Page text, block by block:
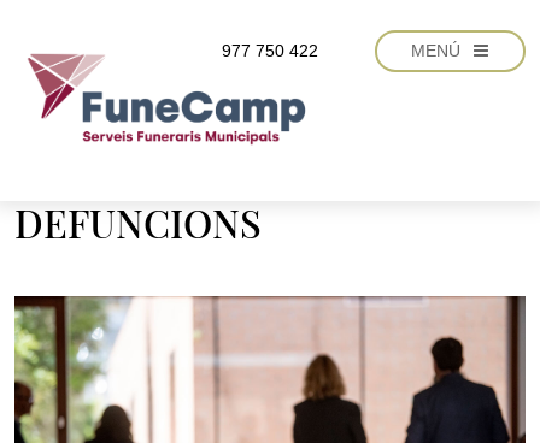
977 750 422 MENÚ
DEFUNCIONS